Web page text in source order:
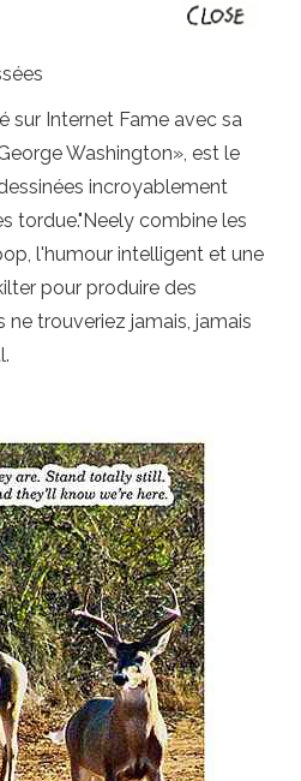
sur Internet Fame avec sa
Washington», est le
incroyablement
tordue."Neely combine les
l'humour intelligent et une
pour produire des
trouveriez jamais, jamais